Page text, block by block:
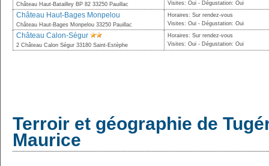
Château Haut-Batailley BP 82 33250 Pauillac
Visites: Oui - Dégustation: Oui
Château Haut-Bages Monpelou
Château Haut-Bages Monpelou 33250 Pauillac
Horaires: Sur rendez-vous
Visites: Oui - Dégustation: Oui
Château Calon-Ségur
2 Château Calon Ségur 33180 Saint-Estèphe
Horaires: Sur rendez-vous
Visites: Oui - Dégustation: Oui
Terroir et géographie de
Maurice